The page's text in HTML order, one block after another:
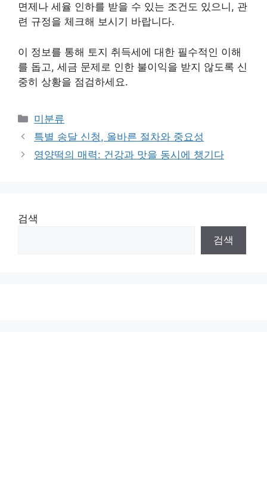
면제나 세율 인하를 받을 수 있는 조건도 있으니, 관
련 규정을 체크해 보시기 바랍니다.
이 정보를 통해 토지 취득세에 대한 필수적인 이해
를 돕고, 세금 문제로 인한 불이익을 받지 않도록 신
중히 상황을 점검하세요.
Categories
미분류
특별 송달 신청, 올바른 절차와 중요성
영양떡의 매력: 건강과 맛을 동시에 챙기다
검색
검색